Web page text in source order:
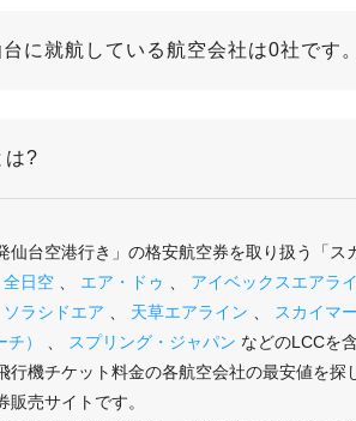
に就航している航空会社は0社です。
は?
仙台空港行き」の格安航空券を取り扱う「ス
全日空 エア・ドゥ アイベックスエアラ
ソラシドエア 天草エアライン スカイマ
）
スプリング・ジャパン などのLCCを
行機チケット料金の各航空会社の最安値を探
販売サイトです。